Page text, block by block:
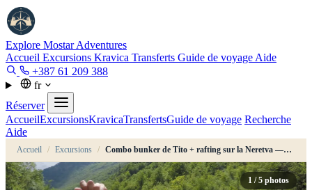
Explore MostarAdventures
Accueil Excursions Kravica Transferts Guide de voyage Aide
+387 61 209 388
fr
Réserver
AccueilExcursionsKravicaTransfertsGuide de voyage Recherche
Aide
Accueil / Excursions / Combo bunker de Tito + rafting sur la Neretva — depuis Konjic
1 / 5 photos